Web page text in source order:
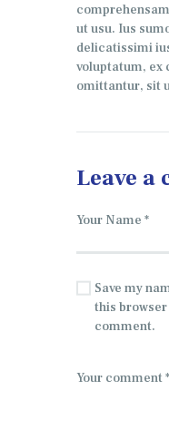
ut usu. Ius
delicatissimi
voluptatum, ex
omittantur, sit
Leave a
Save my
this
comment.